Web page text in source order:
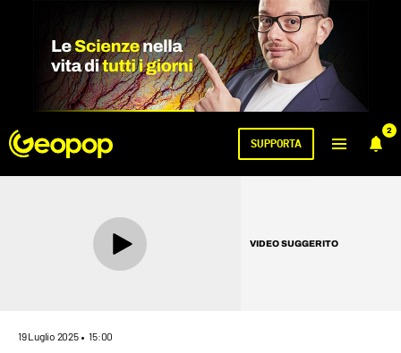
2
SUPPORTA
VIDEO SUGGERITO
19 Luglio 2025 15:00